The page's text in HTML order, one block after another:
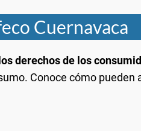
Cuernavaca
derechos de los
Conoce cómo pueden